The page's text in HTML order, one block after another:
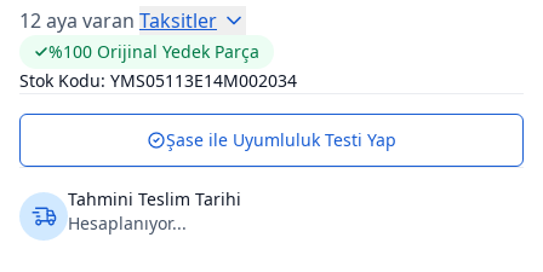
12 aya varan Taksitler
%100 Orijinal Yedek Parça
Stok Kodu: YMS05113E14M002034
Şase ile Uyumluluk Testi Yap
Tahmini Teslim Tarihi
Hesaplanıyor...